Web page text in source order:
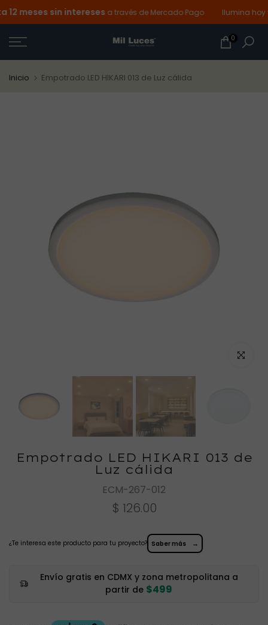
Ir
al
contenido
meses sin interesesa través de Mercado Pago Ilumina hoy y
0
Inicio Empotrado LED HIKARI 013 de Luz cálida
Haz
Empotrado LED HIKARI 013 de
Luz cálida
ECM-267-012
$ 126.00
¿Te interesa este producto para tu proyecto? Saber más →
Envío gratis en CDMX y zona metropolitana a
partir de $499